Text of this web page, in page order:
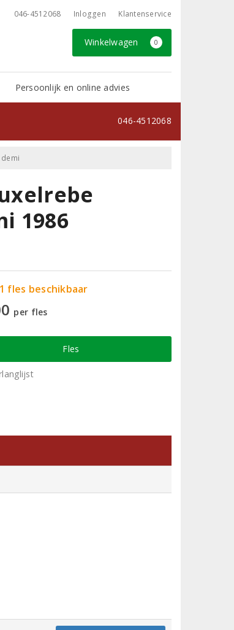
046-4512068 Inloggen Klantenservice
Winkelwagen 0
Persoonlijk en online advies
046-4512068
1986
fles beschikbaar
per fles
Fles